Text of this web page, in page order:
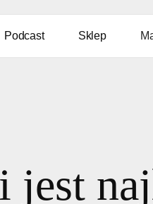
Podcast Sklep
jest